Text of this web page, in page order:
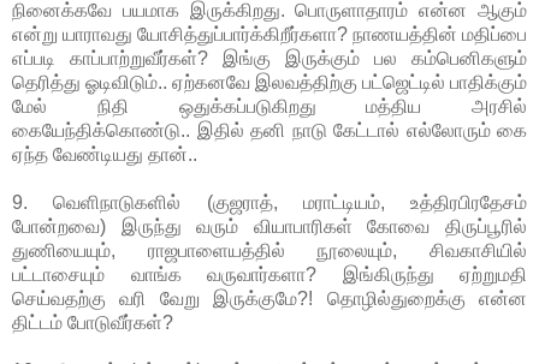
நினைக்கவே பயமாக இருக்கிறது. பொருளாதாரம் என்ன ஆகும்
என்று யாராவது யோசித்துப்பார்க்கிறீர்களா? நாணயத்தின் மதிப்பை
எப்படி காப்பாற்றுவீர்கள்? இங்கு இருக்கும் பல கம்பெனிகளும்
தெரித்து ஓடிவிடும்.. ஏற்கனவே இலவத்திற்கு பட்ஜெட்டில் பாதிக்கும்
மேல் நிதி ஒதுக்கப்படுகிறது மத்திய அரசில்
கையேந்திக்கொண்டு.. இதில் தனி நாடு கேட்டால் எல்லோரும் கை
ஏந்த வேண்டியது தான்..
9. வெளிநாடுகளில் (குஜராத், மராட்டியம், உத்திரபிரதேசம்
போன்றவை) இருந்து வரும் வியாபாரிகள் கோவை திருப்பூரில்
துணியையும், ராஜபாளையத்தில் நூலையும், சிவகாசியில்
பட்டாசையும் வாங்க வருவார்களா? இங்கிருந்து ஏற்றுமதி
செய்வதற்கு வரி வேறு இருக்குமே?! தொழில்துறைக்கு என்ன
திட்டம் போடுவீர்கள்?